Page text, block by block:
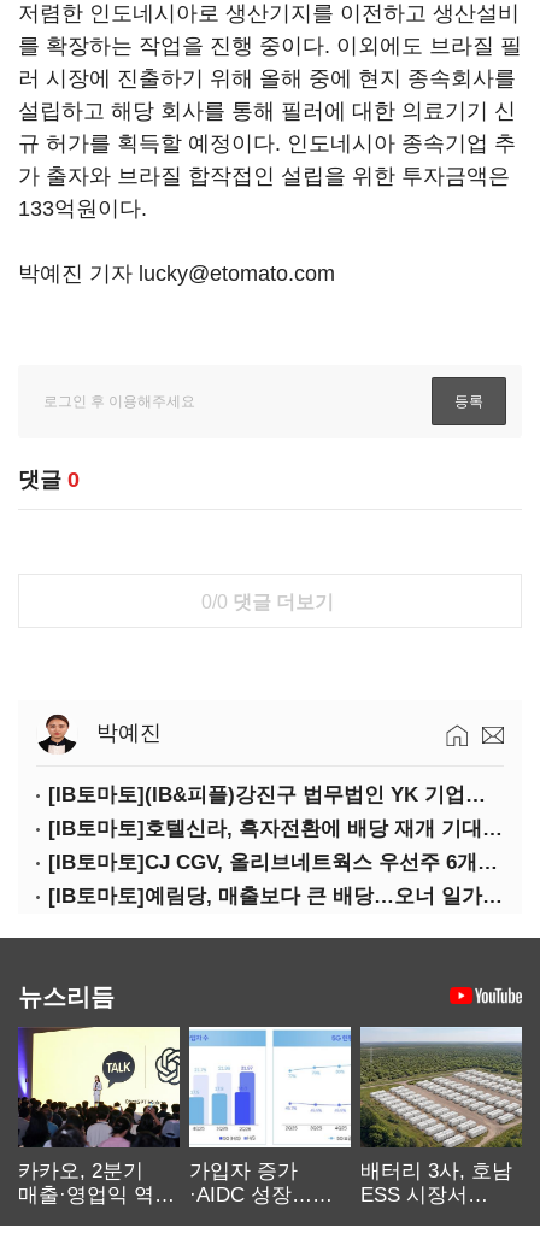
저렴한 인도네시아로 생산기지를 이전하고 생산설비
를 확장하는 작업을 진행 중이다. 이외에도 브라질 필
러 시장에 진출하기 위해 올해 중에 현지 종속회사를
설립하고 해당 회사를 통해 필러에 대한 의료기기 신
규 허가를 획득할 예정이다. 인도네시아 종속기업 추
가 출자와 브라질 합작접인 설립을 위한 투자금액은
133억원이다.
박예진 기자 lucky@etomato.com
댓글 0
0/0 댓글 더보기
박예진
[IB토마토](IB&피플)강진구 법무법인 YK 기업거버넌스센터 센터장
[IB토마토]호텔신라, 흑자전환에 배당 재개 기대감…삼성생명도 웃을까
[IB토마토]CJ CGV, 올리브네트웍스 우선주 6개월 만에 상환…왜?
[IB토마토]예림당, 매출보다 큰 배당…오너 일가에 절반 간다
뉴스리듬
카카오, 2분기
매출·영업익 역대
가입자 증가
·AIDC 성장…
배터리 3사, 호남
ESS 시장서